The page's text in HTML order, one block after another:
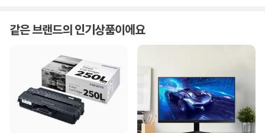
같은 브랜드의 인기상품이에요